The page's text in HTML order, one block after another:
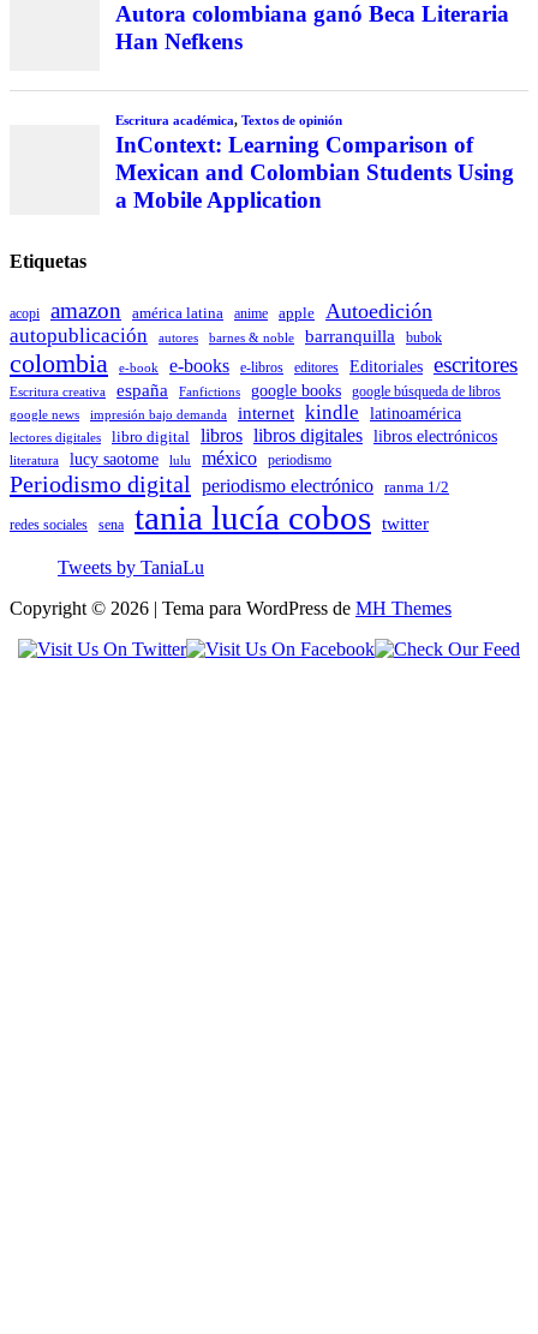
Autora colombiana ganó Beca Literaria
Han Nefkens
Escritura académica, Textos de opinión
InContext: Learning Comparison of
Mexican and Colombian Students Using
a Mobile Application
Etiquetas
acopi amazon américa latina anime apple Autoedición
autopublicación autores barnes & noble barranquilla bubok
colombia e-book e-books e-libros editores Editoriales escritores
Escritura creativa españa Fanfictions google books google búsqueda de libros
google news impresión bajo demanda internet kindle latinoamérica
lectores digitales libro digital libros libros digitales libros electrónicos
literatura lucy saotome lulu méxico periodismo
Periodismo digital periodismo electrónico ranma 1/2
redes sociales sena tania lucía cobos twitter
Tweets by TaniaLu
Copyright © 2026 | Tema para WordPress de MH Themes